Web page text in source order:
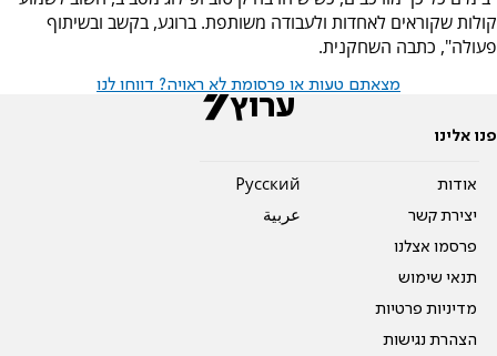
קולות שקוראים לאחדות ולעבודה משותפת. ברוגע, בקשב ובשיתוף
פעולה", כתבה השחקנית.
מצאתם טעות או פרסומת לא ראויה? דווחו לנו
פנו אלינו
אודות
יצירת קשר
פרסמו אצלנו
תנאי שימוש
מדיניות פרטיות
הצהרת נגישות
Pусский
عربية